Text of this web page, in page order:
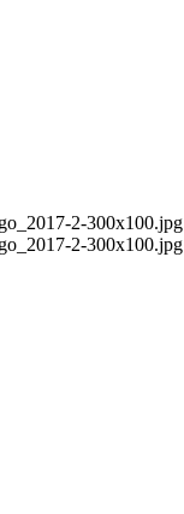
2-300x100.jpg
2-300x100.jpg